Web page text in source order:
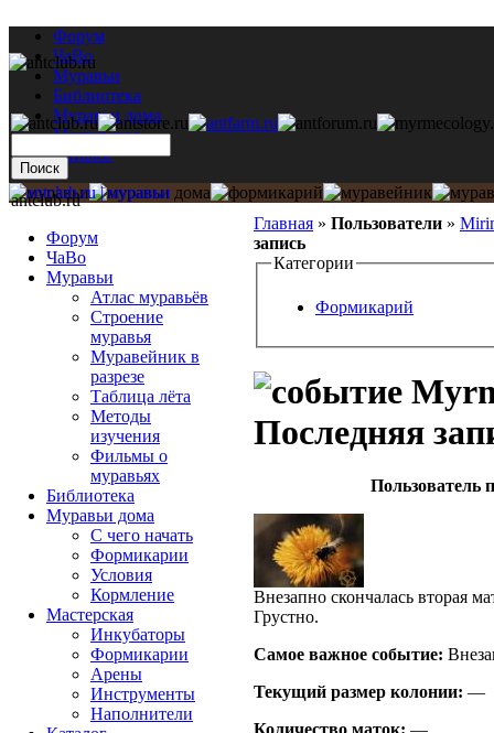
Форум
ЧаВо
Муравьи
Библиотека
Муравьи дома
Мастерская
Каталог
Главная » Пользователи »
запись
Категории
Формикарий
Последняя
Пользователь
Внезапно скончалась вторая
Грустно.
Самое важное событие:
Текущий размер кoлонии: —
antclub.ru
Форум
ЧаВо
Муравьи
Атлас муравьёв
Строение
муравья
Муравейник в
разрезе
Таблица лёта
Методы
изучения
Фильмы о
муравьях
Библиотека
Муравьи дома
С чего начать
Формикарии
Условия
Кормление
Мастерская
Инкубаторы
Формикарии
Арены
Инструменты
Наполнители